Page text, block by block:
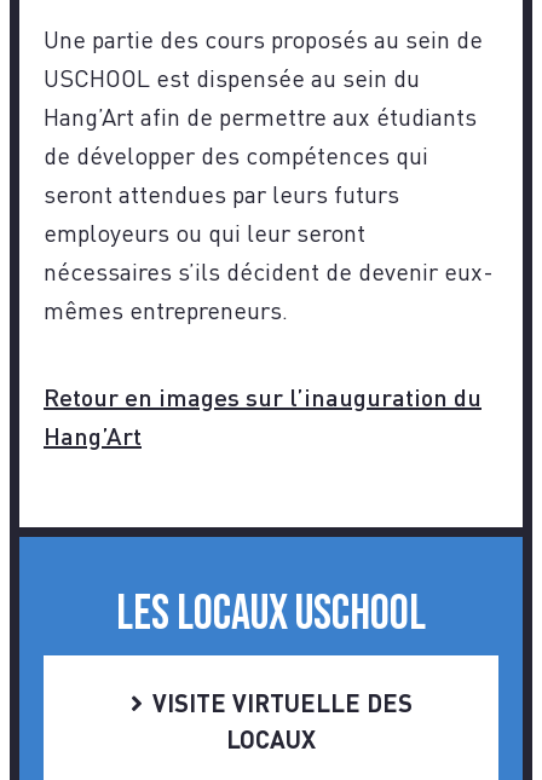
Une partie des cours proposés au sein de
USCHOOL est dispensée au sein du
Hang’Art afin de permettre aux étudiants
de développer des compétences qui
seront attendues par leurs futurs
employeurs ou qui leur seront
nécessaires s’ils décident de devenir eux-
mêmes entrepreneurs.
Retour en images sur l’inauguration du
Hang’Art
Les locaux USchool
VISITE VIRTUELLE DES
LOCAUX